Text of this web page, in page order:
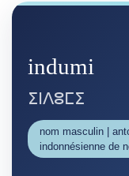
indumi
ⵉⵏⴷⵓⵎⵉ
nom masculin |
indonnésienne de